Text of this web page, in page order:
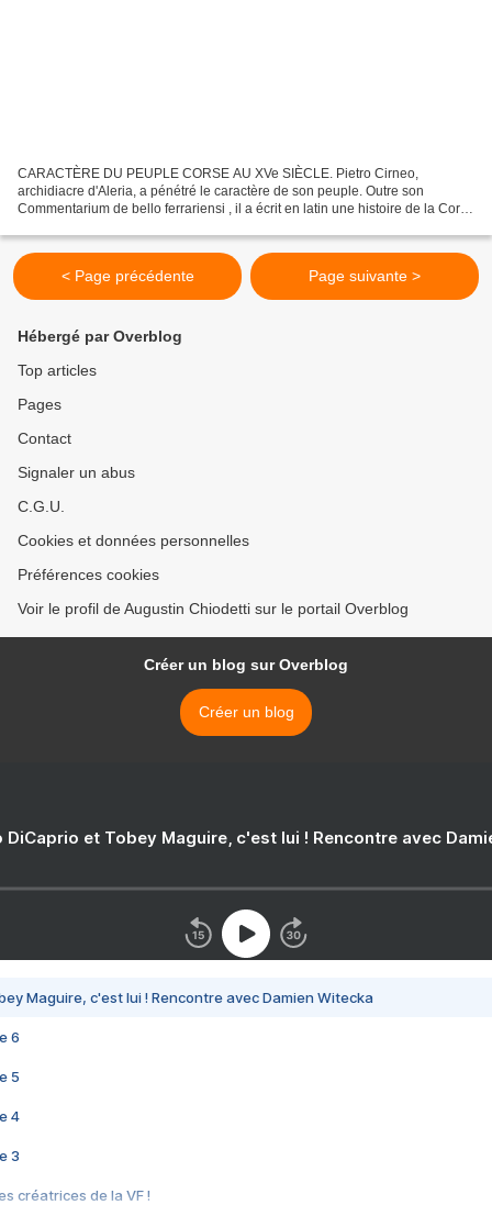
CARACTÈRE DU PEUPLE CORSE AU XVe SIÈCLE. Pietro Cirneo,
archidiacre d'Aleria, a pénétré le caractère de son peuple. Outre son
Commentarium de bello ferrariensi , il a écrit en latin une histoire de la Corse
< Page précédente Page suivante >
Hébergé par Overblog
Top articles
Pages
Contact
Signaler un abus
C.G.U.
Cookies et données personnelles
Préférences cookies
Voir le profil de Augustin Chiodetti sur le portail Overblog
Créer un blog sur Overblog
Créer un blog
DiCaprio et Tobey Maguire, c'est lui ! Rencontre avec
Maguire, c'est lui ! Rencontre avec Damien Witecka
6
5
4
3
créatrices de la VF !